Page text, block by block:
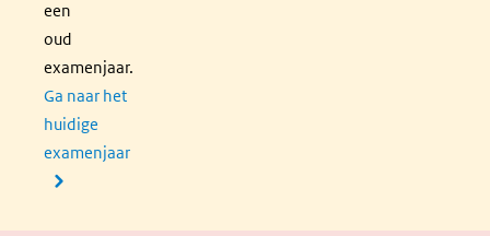
een
oud
examenjaar.
Ga naar het
huidige
examenjaar